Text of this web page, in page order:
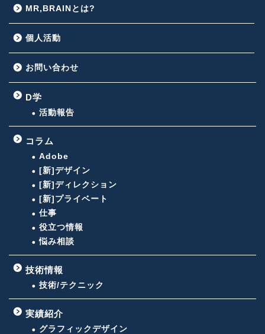
MR,BRAINとは?
個人活動
お問い合わせ
D学
活動報告
コラム
Adobe
[新]デザイン
[新]ディレクション
[新]プライベート
仕事
役立つ情報
悩み相談
技術情報
技術/テクニック
実績紹介
グラフィックデザイン